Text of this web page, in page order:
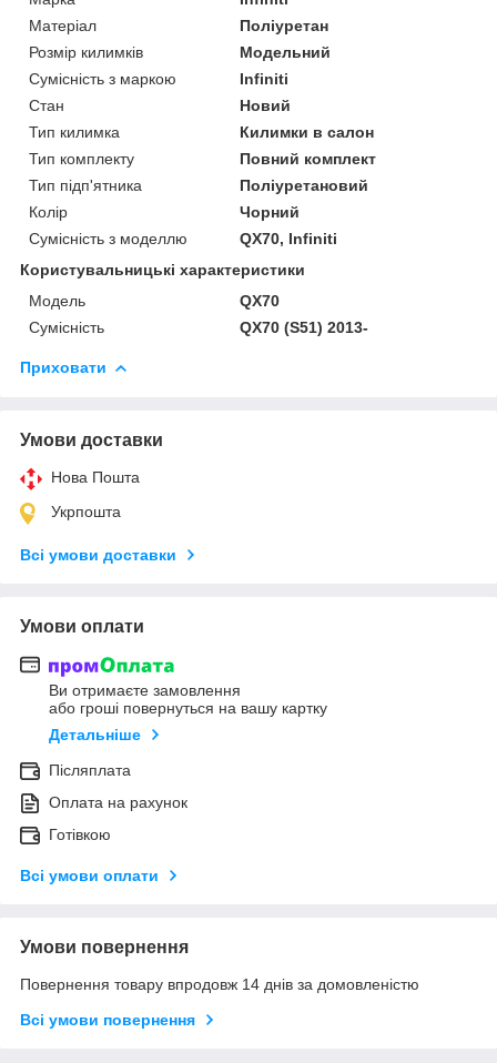
Матеріал
Поліуретан
Розмір килимків
Модельний
Сумісність з маркою
Infiniti
Стан
Новий
Тип килимка
Килимки в салон
Тип комплекту
Повний комплект
Тип підп'ятника
Поліуретановий
Колір
Чорний
Сумісність з моделлю
QX70, Infiniti
Користувальницькі характеристики
Мoдель
QX70
Сумісність
QX70 (S51) 2013-
Приховати
Умови доставки
Нова Пошта
Укрпошта
Всі умови доставки
Умови оплати
Ви отримаєте замовлення
або гроші повернуться на вашу картку
Детальніше
Післяплата
Оплата на рахунок
Готівкою
Всі умови оплати
Умови повернення
Повернення товару впродовж 14 днів за домовленістю
Всі умови повернення